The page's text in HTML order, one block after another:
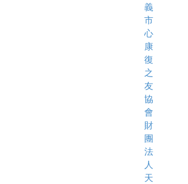
義
市
心
康
復
之
友
協
會
財
團
法
人
天